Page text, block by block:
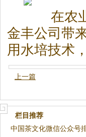
在农业
金丰公司带
用水培技术
上一篇
栏目推荐
中国茶文化微信公众号